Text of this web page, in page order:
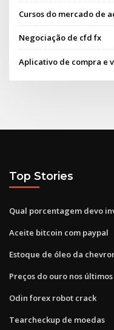
Cursos do mercado de
Negociação de cfd fx
Aplicativo de compra e
Top Stories
Qual porcentagem devo
Aceite bitcoin com paypal
Estoque de óleo da
Preços do ouro nos
Odin forex robot crack
Tearcheckup de moedas